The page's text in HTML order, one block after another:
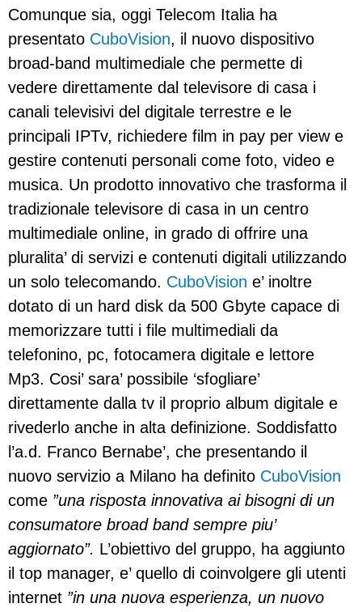
Comunque sia, oggi Telecom Italia ha
presentato CuboVision, il nuovo dispositivo
broad-band multimediale che permette di
vedere direttamente dal televisore di casa i
canali televisivi del digitale terrestre e le
principali IPTv, richiedere film in pay per view e
gestire contenuti personali come foto, video e
musica. Un prodotto innovativo che trasforma il
tradizionale televisore di casa in un centro
multimediale online, in grado di offrire una
pluralita’ di servizi e contenuti digitali utilizzando
un solo telecomando. CuboVision e’ inoltre
dotato di un hard disk da 500 Gbyte capace di
memorizzare tutti i file multimediali da
telefonino, pc, fotocamera digitale e lettore
Mp3. Cosi’ sara’ possibile ‘sfogliare’
direttamente dalla tv il proprio album digitale e
rivederlo anche in alta definizione. Soddisfatto
l’a.d. Franco Bernabe’, che presentando il
nuovo servizio a Milano ha definito CuboVision
come ”una risposta innovativa ai bisogni di un
consumatore broad band sempre piu’
aggiornato”. L’obiettivo del gruppo, ha aggiunto
il top manager, e’ quello di coinvolgere gli utenti
internet ”in una nuova esperienza, un nuovo